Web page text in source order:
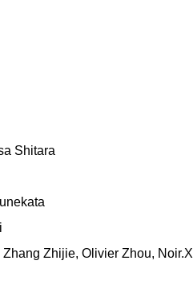
Shitara
Zhijie, Olivier Zhou, Noir.X